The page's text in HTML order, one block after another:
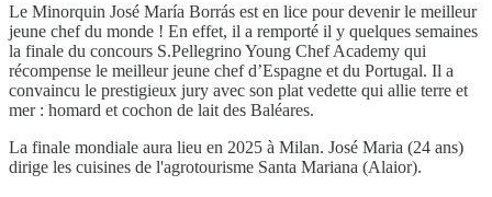
Le Minorquin José María Borrás est en lice pour devenir le meilleur
jeune chef du monde ! En effet, il a remporté il y quelques semaines
la finale du concours S.Pellegrino Young Chef Academy qui
récompense le meilleur jeune chef d’Espagne et du Portugal. Il a
convaincu le prestigieux jury avec son plat vedette qui allie terre et
mer : homard et cochon de lait des Baléares.
La finale mondiale aura lieu en 2025 à Milan. José Maria (24 ans)
dirige les cuisines de l'agrotourisme Santa Mariana (Alaior).